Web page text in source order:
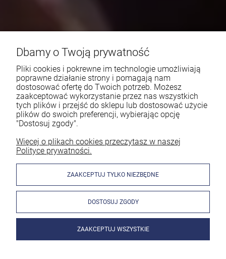
Dbamy o Twoją prywatność
Pliki cookies i pokrewne im technologie umożliwiają
poprawne działanie strony i pomagają nam
dostosować ofertę do Twoich potrzeb. Możesz
zaakceptować wykorzystanie przez nas wszystkich
tych plików i przejść do sklepu lub dostosować użycie
plików do swoich preferencji, wybierając opcję
"Dostosuj zgody".
Więcej o plikach cookies przeczytasz w naszej
Polityce prywatności.
ZAAKCEPTUJ TYLKO NIEZBĘDNE
DOSTOSUJ ZGODY
ZAAKCEPTUJ WSZYSTKIE